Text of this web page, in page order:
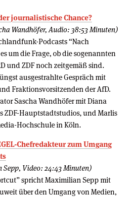
journalistische Chance?
Wandhöfer, Audio: 38:53 Minuten)
Podcasts “Nach
um die Frage, ob die sogenannten
und ZDF noch zeitgemäß sind.
ausgestrahlte Gespräch mit
Fraktionsvorsitzenden der AfD.
Sascha Wandhöfer mit Diana
ZDF-Hauptstadtstudios, und Marlis
Hochschule in Köln.
Chefredakteur zum Umgang
Video: 24:43 Minuten)
spricht Maximilian Sepp mit
über den Umgang von Medien,